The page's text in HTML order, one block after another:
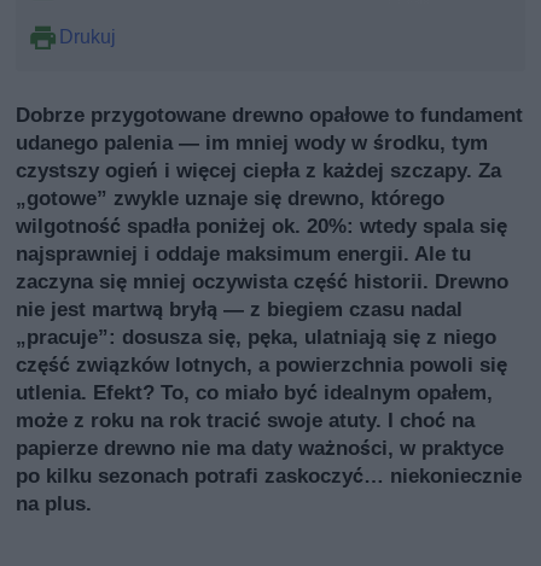
Drukuj
Dobrze przygotowane drewno opałowe to fundament
udanego palenia — im mniej wody w środku, tym
czystszy ogień i więcej ciepła z każdej szczapy. Za
„gotowe” zwykle uznaje się drewno, którego
wilgotność spadła poniżej ok. 20%: wtedy spala się
najsprawniej i oddaje maksimum energii. Ale tu
zaczyna się mniej oczywista część historii. Drewno
nie jest martwą bryłą — z biegiem czasu nadal
„pracuje”: dosusza się, pęka, ulatniają się z niego
część związków lotnych, a powierzchnia powoli się
utlenia. Efekt? To, co miało być idealnym opałem,
może z roku na rok tracić swoje atuty. I choć na
papierze drewno nie ma daty ważności, w praktyce
po kilku sezonach potrafi zaskoczyć… niekoniecznie
na plus.